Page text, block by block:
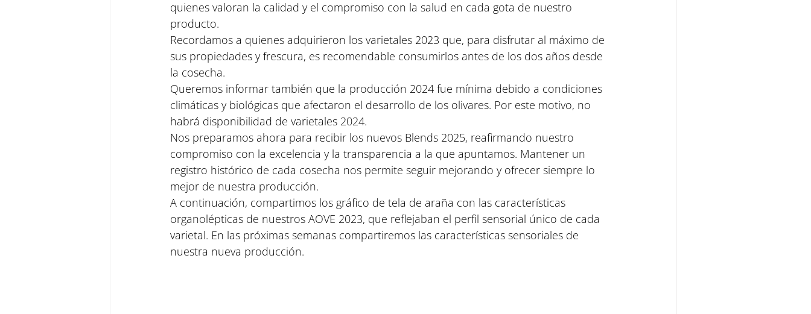
quienes valoran la calidad y el compromiso con la salud en cada gota de nuestro
producto.
Recordamos a quienes adquirieron los varietales 2023 que, para disfrutar al máximo de
sus propiedades y frescura, es recomendable consumirlos antes de los dos años desde
la cosecha.
Queremos informar también que la producción 2024 fue mínima debido a condiciones
climáticas y biológicas que afectaron el desarrollo de los olivares. Por este motivo, no
habrá disponibilidad de varietales 2024.
Nos preparamos ahora para recibir los nuevos Blends 2025, reafirmando nuestro
compromiso con la excelencia y la transparencia a la que apuntamos. Mantener un
registro histórico de cada cosecha nos permite seguir mejorando y ofrecer siempre lo
mejor de nuestra producción.
A continuación, compartimos los gráfico de tela de araña con las características
organolépticas de nuestros AOVE 2023, que reflejaban el perfil sensorial único de cada
varietal. En las próximas semanas compartiremos las características sensoriales de
nuestra nueva producción.